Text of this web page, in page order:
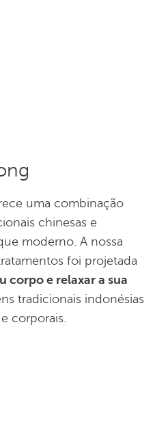
uma combinação
chinesas e
moderno. A nossa
foi projetada
corpo e relaxar a sua
tradicionais indonésias
corporais.